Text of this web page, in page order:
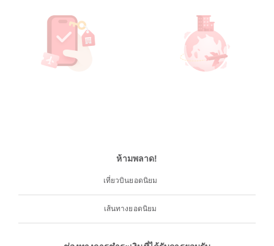
ห้ามพลาด!
เที่ยวบินยอดนิยม
เส้นทางยอดนิยม